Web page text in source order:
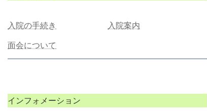
入院の手続き
面会について
入院案内
インフォメーション